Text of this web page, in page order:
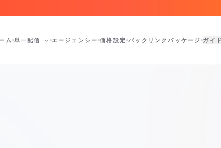
ム 単一配信 エージェンシー 価格設定 バックリンクパッケージ ガイド